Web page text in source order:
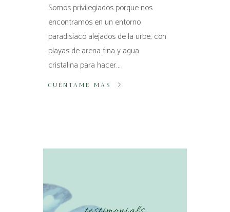
Somos privilegiados porque nos
encontramos en un entorno
paradisíaco alejados de la urbe, con
playas de arena fina y agua
cristalina para hacer…
CUÉNTAME MÁS